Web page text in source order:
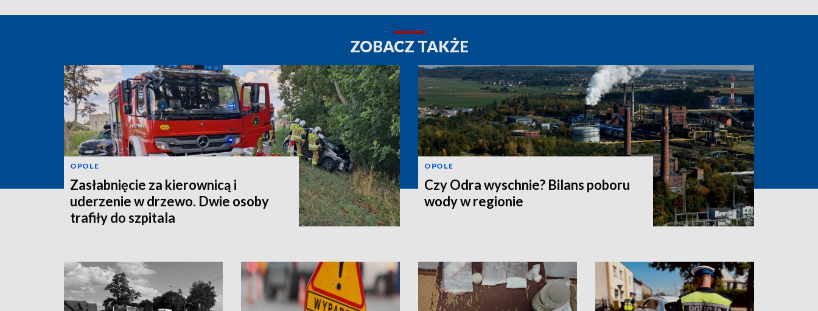
ZOBACZ TAKŻE
OPOLE
Zasłabnięcie za kierownicą i
uderzenie w drzewo. Dwie osoby
trafiły do szpitala
OPOLE
Czy Odra wyschnie? Bilans poboru
wody w regionie